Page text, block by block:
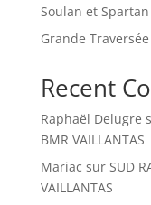
Soulan et
Grande
Recent
Raphaël Delugre
BMR VAILLANTAS
Mariac sur SUD
VAILLANTAS